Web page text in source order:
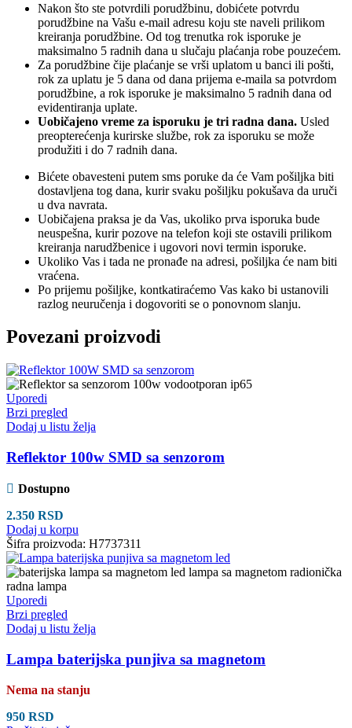
Nakon što ste potvrdili porudžbinu, dobićete potvrdu
porudžbine na Vašu e-mail adresu koju ste naveli prilikom
kreiranja porudžbine. Od tog trenutka rok isporuke je
maksimalno 5 radnih dana u slučaju plaćanja robe pouzećem.
Za porudžbine čije plaćanje se vrši uplatom u banci ili pošti,
rok za uplatu je 5 dana od dana prijema e-maila sa potvrdom
porudžbine, a rok isporuke je maksimalno 5 radnih dana od
evidentiranja uplate.
Uobičajeno vreme za isporuku je tri radna dana. Usled
preopterećenja kurirske službe, rok za isporuku se može
produžiti i do 7 radnih dana.
Bićete obavesteni putem sms poruke da će Vam pošiljka biti
dostavljena tog dana, kurir svaku pošiljku pokušava da uruči
u dva navrata.
Uobičajena praksa je da Vas, ukoliko prva isporuka bude
neuspešna, kurir pozove na telefon koji ste ostavili prilikom
kreiranja narudžbenice i ugovori novi termin isporuke.
Ukoliko Vas i tada ne pronađe na adresi, pošiljka će nam biti
vraćena.
Po prijemu pošiljke, kontkatiraćemo Vas kako bi ustanovili
razlog neuručenja i dogovoriti se o ponovnom slanju.
Povezani proizvodi
Uporedi
Brzi pregled
Dodaj u listu želja
Reflektor 100w SMD sa senzorom
Dostupno
2.350 RSD
Dodaj u korpu
Šifra proizvoda: H7737311
Uporedi
Brzi pregled
Dodaj u listu želja
Lampa baterijska punjiva sa magnetom
Nema na stanju
950 RSD